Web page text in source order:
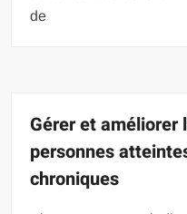
de
Gérer et améliorer
personnes
chroniques